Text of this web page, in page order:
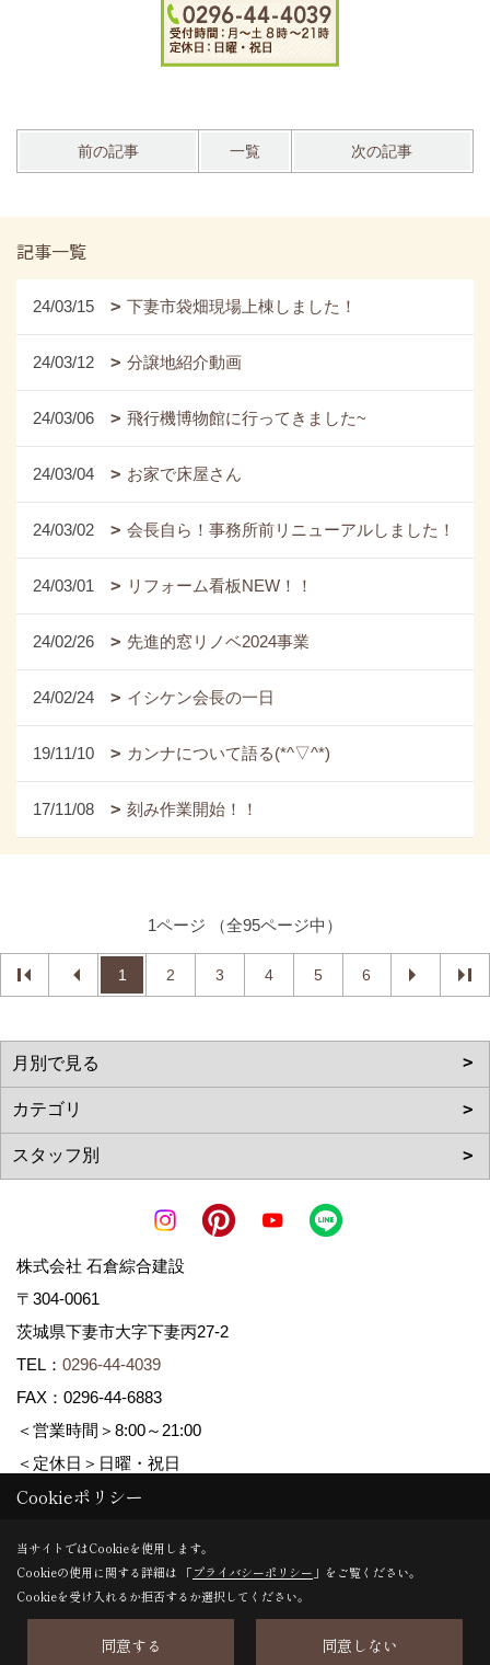
前の記事 一覧 次の記事
記事一覧
24/03/15 下妻市袋畑現場上棟しました！
24/03/12 分譲地紹介動画
24/03/06 飛行機博物館に行ってきました~
24/03/04 お家で床屋さん
24/03/02 会長自ら！事務所前リニューアルしました！
24/03/01 リフォーム看板NEW！！
24/02/26 先進的窓リノベ2024事業
24/02/24 イシケン会長の一日
19/11/10 カンナについて語る(*^▽^*)
17/11/08 刻み作業開始！！
1ページ （全95ページ中）
1 2 3 4 5 6
株式会社 石倉綜合建設
〒304-0061
茨城県下妻市大字下妻丙27-2
TEL： 0296-44-4039
FAX：0296-44-6883
＜営業時間＞8:00～21:00
＜定休日＞日曜・祝日
Copyright (c) ISIKURA-SOGOKENSETSU. All Rights Reserved.
Produced byゴデスクリエイト
Cookieポリシー
当サイトではCookieを使用します。
Cookieの使用に関する詳細は 「プライバシーポリシー 」をご覧ください。
Cookieを受け入れるか拒否するか選択してください。
同意する 同意しない